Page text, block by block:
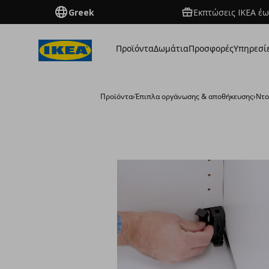
Greek Εκπτώσεις IKEA
ΠροϊόνταΔωμάτιαΠροσφορές
Προϊόντα›Έπιπλα οργάνωσης & αποθήκευσης›